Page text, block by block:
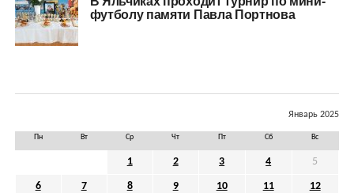
футболу памяти Павла Портнова
Январь 2025
Пн Вт Ср Чт Пт Сб Вс
1 2 3 4 5
6 7 8 9 10 11 12